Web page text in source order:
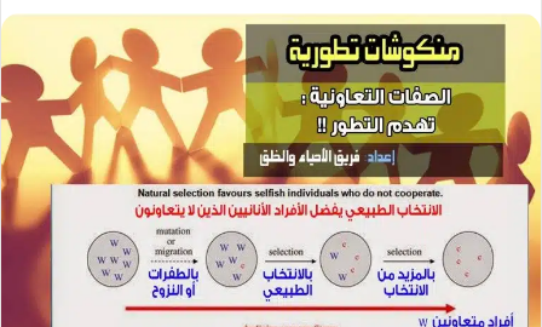
ل
ب
ر
ي
د
ا
إ
ك
ت
ر
ل
ر
د
ا
إ
ل
ك
ت
ر
س
ل
ب
ر
ي
د
ا
ل